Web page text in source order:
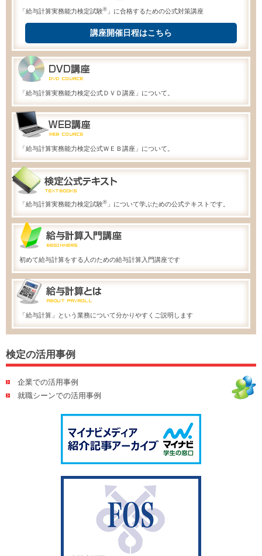
「給与計算実務能力検定試験® 」に合格するための公式対策講座
講座開催日程はこちら
「給与計算実務能力検定公式ＤＶＤ講座」について。
「給与計算実務能力検定公式ＷＥＢ講座」について。
「給与計算実務能力検定試験® 」について学ぶための公式テキストです。
初めて給与計算をする人のための給与計算入門講座です
「給与計算」という業務について分かりやすくご説明します
検定の活用事例
企業での活用事例
就職シーンでの活用事例